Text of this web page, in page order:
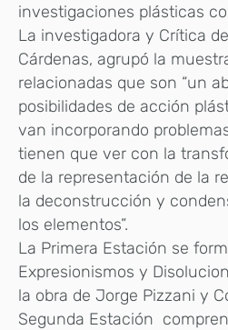
investigaciones plásticas
La investigadora y Crítica
Cárdenas, agrupó la
relacionadas que son “un
posibilidades de acción
van incorporando
tienen que ver con la
de la representación de la
la deconstrucción y
los elementos”.
La Primera Estación se
Expresionismos y
la obra de Jorge Pizzani y
Segunda Estación